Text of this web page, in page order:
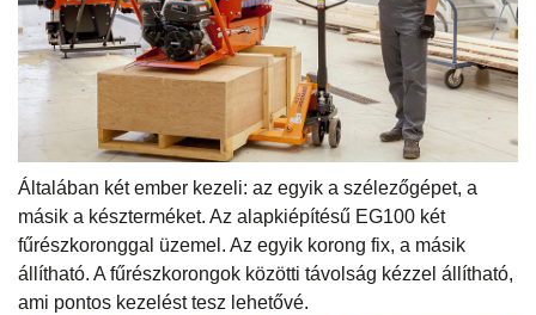
Általában két ember kezeli: az egyik a szélezőgépet, a
másik a készterméket. Az alapkiépítésű EG100 két
fűrészkoronggal üzemel. Az egyik korong fix, a másik
állítható. A fűrészkorongok közötti távolság kézzel állítható,
ami pontos kezelést tesz lehetővé.